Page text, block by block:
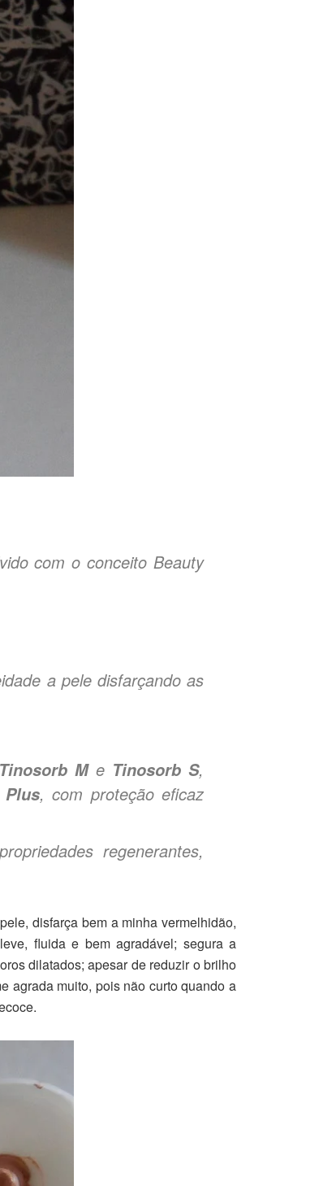
com o conceito Beauty
a pele disfarçando as
Tinosorb Me Tinosorb S,
, com proteção eficaz
regenerantes,
disfarça bem a minha vermelhidão,
fluida e bem agradável; segura a
dilatados; apesar de reduzir o brilho
agrada muito, pois não curto quando a